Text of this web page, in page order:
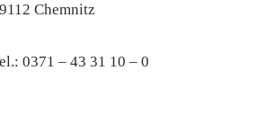
Chemnitz
0371 – 43 31 10 – 0